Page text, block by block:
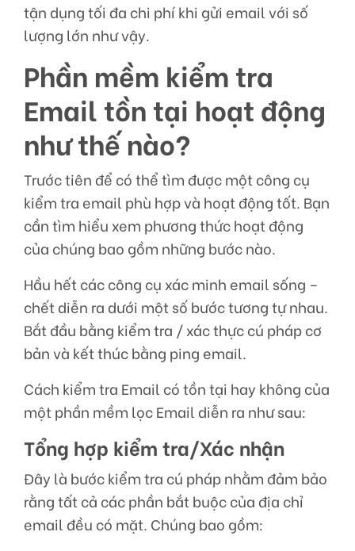
tận dụng tối đa chi phí khi gửi email với số
lượng lớn như vậy.
Phần mềm kiểm tra
Email tồn tại hoạt động
như thế nào?
Trước tiên để có thể tìm được một công cụ
kiểm tra email phù hợp và hoạt động tốt. Bạn
cần tìm hiểu xem phương thức hoạt động
của chúng bao gồm những bước nào.
Hầu hết các công cụ xác minh email sống –
chết diễn ra dưới một số bước tương tự nhau.
Bắt đầu bằng kiểm tra / xác thực cú pháp cơ
bản và kết thúc bằng ping email.
Cách kiểm tra Email có tồn tại hay không của
một phần mềm lọc Email diễn ra như sau:
Tổng hợp kiểm tra/Xác nhận
Đây là bước kiểm tra cú pháp nhằm đảm bảo
rằng tất cả các phần bắt buộc của địa chỉ
email đều có mặt. Chúng bao gồm: